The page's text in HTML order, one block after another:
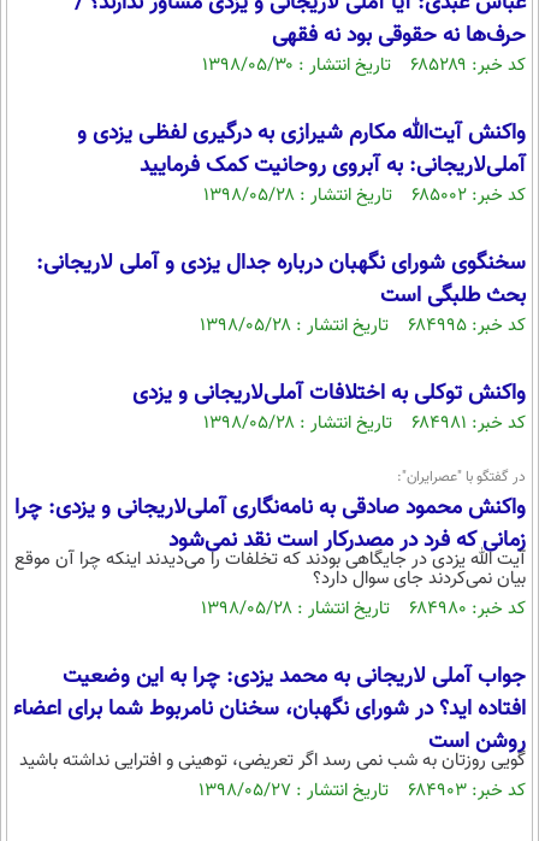
حرف‌ها نه حقوقی بود نه فقهی
کد خبر: ۶۸۵۲۸۹ تاریخ انتشار : ۱۳۹۸/۰۵/۳۰
واکنش آیت‌الله مکارم شیرازی به درگیری لفظی یزدی و
آملی‌لاریجانی: به آبروی روحانیت کمک فرمایید
کد خبر: ۶۸۵۰۰۲ تاریخ انتشار : ۱۳۹۸/۰۵/۲۸
سخنگوی شورای نگهبان درباره جدال یزدی و آملی لاریجانی:
بحث طلبگی است
کد خبر: ۶۸۴۹۹۵ تاریخ انتشار : ۱۳۹۸/۰۵/۲۸
واکنش توکلی به اختلافات آملی‌لاریجانی و یزدی
کد خبر: ۶۸۴۹۸۱ تاریخ انتشار : ۱۳۹۸/۰۵/۲۸
در گفتگو با "عصرایران":
واکنش محمود صادقی به نامه‌نگاری آملی‌لاریجانی و یزدی: چرا
زمانی که فرد در مصدر‌کار است نقد نمی‌شود
آیت الله یزدی در جایگاهی بودند که تخلفات را می‌دیدند اینکه چرا آن موقع
بیان نمی‌کردند جای سوال دارد؟
کد خبر: ۶۸۴۹۸۰ تاریخ انتشار : ۱۳۹۸/۰۵/۲۸
جواب آملی لاریجانی به محمد یزدی: چرا به این وضعیت
افتاده اید؟ در شورای نگهبان، سخنان نامربوط شما برای اعضاء
روشن است
گویی روزتان به شب نمی رسد اگر تعریضی، توهینی و افترایی نداشته باشید
کد خبر: ۶۸۴۹۰۳ تاریخ انتشار : ۱۳۹۸/۰۵/۲۷